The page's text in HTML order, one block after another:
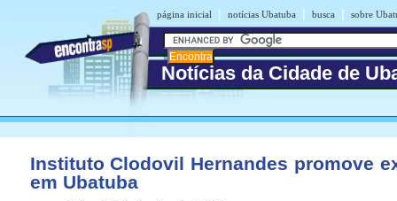
página inicial | notícias Ubatuba | busca | sobre
Notícias da Cidade de
Instituto Clodovil Hernandes promove
em Ubatuba